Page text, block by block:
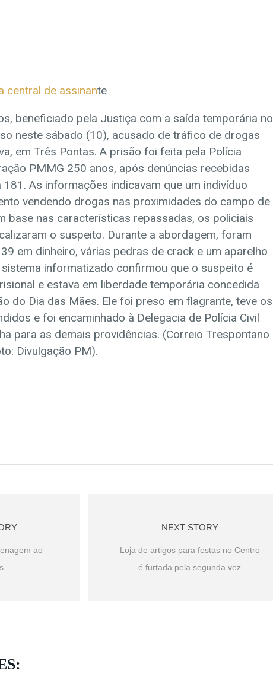
central de assinante
beneficiado pela Justiça com a saída temporária no
neste sábado (10), acusado de tráfico de drogas
em Três Pontas. A prisão foi feita pela Polícia
PMMG 250 anos, após denúncias recebidas
181. As informações indicavam que um indivíduo
vendendo drogas nas proximidades do campo de
base nas características repassadas, os policiais
o suspeito. Durante a abordagem, foram
em dinheiro, várias pedras de crack e um aparelho
sistema informatizado confirmou que o suspeito é
e estava em liberdade temporária concedida
do Dia das Mães. Ele foi preso em flagrante, teve os
e foi encaminhado à Delegacia de Polícia Civil
para as demais providências. (Correio Trespontano
Divulgação PM).
ao
NEXT STORY
Loja de artigos para festas no Centro
é furtada pela segunda vez